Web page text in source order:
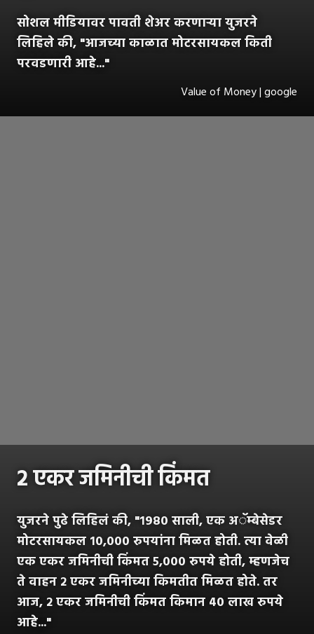
सोशल मीडियावर पावती शेअर करणाऱ्या युजरने
लिहिले की, "आजच्या काळात मोटरसायकल किती
परवडणारी आहे..."
Value of Money | google
२ एकर जमिनीची किंमत
युजरने पुढे लिहिलं की, "१९८० साली, एक अॅम्बेसेडर
मोटरसायकल १०,००० रुपयांना मिळत होती. त्या वेळी
एक एकर जमिनीची किंमत ५,००० रुपये होती, म्हणजेच
ते वाहन २ एकर जमिनीच्या किमतीत मिळत होते. तर
आज, २ एकर जमिनीची किंमत किमान ४० लाख रुपये
आहे..."